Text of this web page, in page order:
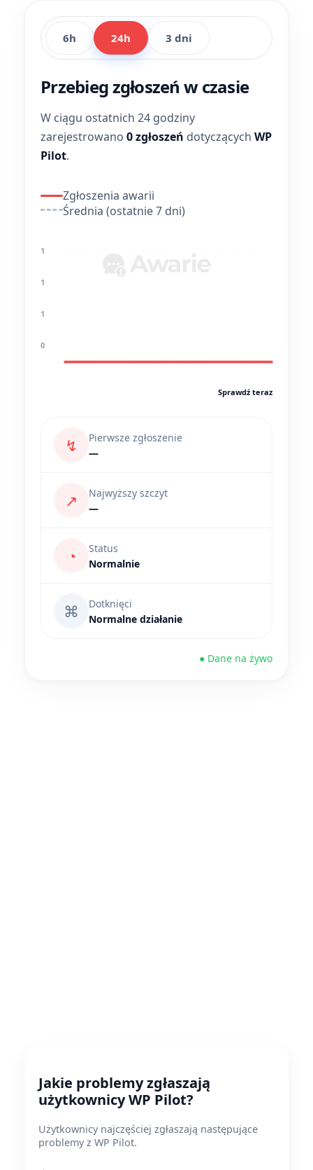
6h 24h 3 dni
Przebieg zgłoszeń w czasie
W ciągu ostatnich 24 godziny
zarejestrowano 0 zgłoszeń dotyczących WP
Pilot.
Zgłoszenia awarii
Średnia (ostatnie 7 dni)
1
1
1
0
Sprawdź teraz
↯
Pierwsze zgłoszenie
—
↗
Najwyższy szczyt
—
◔
Status
Normalnie
⌘
Dotknięci
Normalne działanie
● Dane na żywo
Jakie problemy zgłaszają
użytkownicy WP Pilot?
Użytkownicy najczęściej zgłaszają następujące
problemy z WP Pilot.